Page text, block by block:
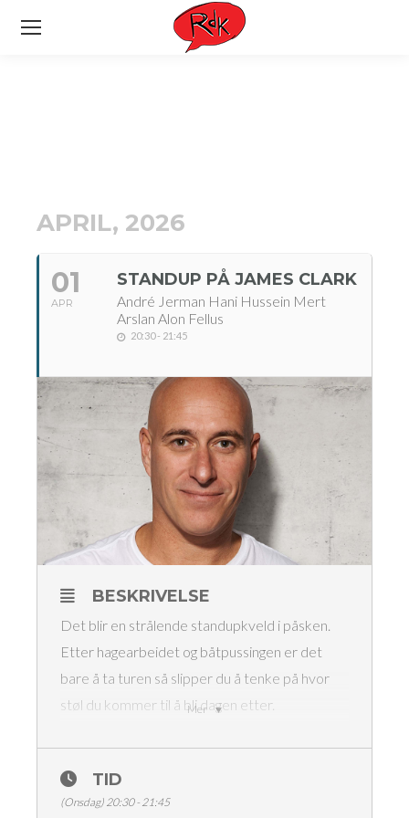
APRIL, 2026
01
APR
STANDUP PÅ JAMES CLARK
André Jerman Hani Hussein Mert
Arslan Alon Fellus
20:30 - 21:45
Mer
BESKRIVELSE
Det blir en strålende standupkveld i påsken.
Etter hagearbeidet og båtpussingen er det
bare å ta turen så slipper du å tenke på hvor
støl du kommer til å bli dagen etter.
Alon Fellus
Mert Arslan
TID
(Onsdag) 20:30 - 21:45